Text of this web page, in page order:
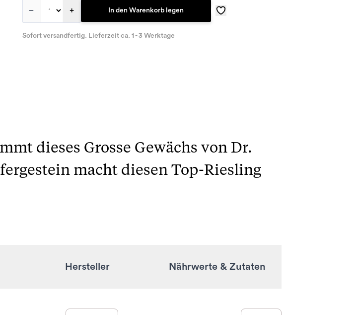
– + In den Warenkorb legen
Sofort versandfertig. Lieferzeit ca. 1 - 3 Werktage
dieses Grosse Gewächs von Dr.
macht diesen Top-Riesling
Hersteller Nährwerte & Zutaten